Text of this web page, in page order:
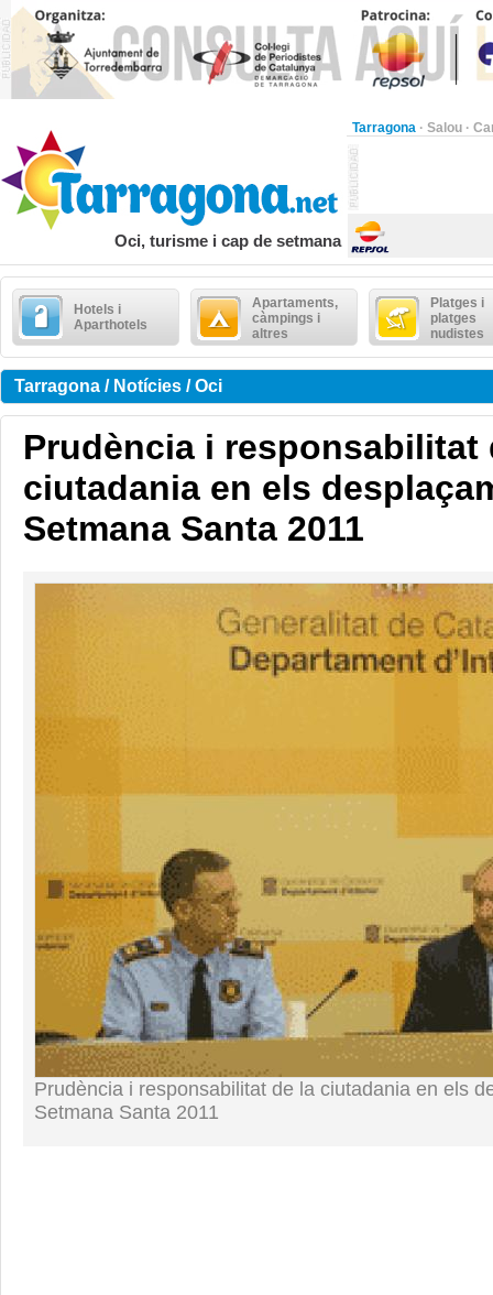
Tarragona · Salou ·
Oci, turisme i cap de setmana
Hotels i
Aparthotels
Apartaments,
càmpings i
altres
Platges i
platges
nudistes
Tarragona / Notícies / Oci
Prudència i responsabilitat
ciutadania en els
Setmana Santa 2011
Prudència i responsabilitat de la ciutadania en els
Setmana Santa 2011